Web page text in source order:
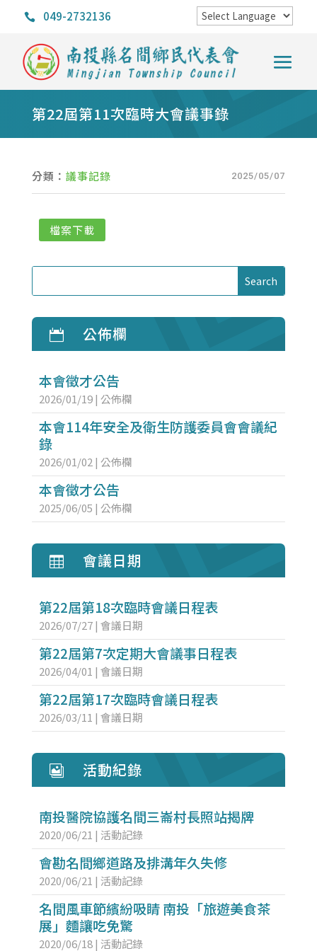
 049-2732136
第22屆第11次臨時大會議事錄
2025/05/07
分類： 議事記錄
檔案下載
 公佈欄
本會徵才公告
2026/01/19| 公佈欄
本會114年安全及衛生防護委員會會議紀
錄
2026/01/02 | 公佈欄
本會徵才公告
2025/06/05 | 公佈欄
 會議日期
第22屆第18次臨時會議日程表
2026/07/27| 會議日期
第22屆第7次定期大會議事日程表
2026/04/01 | 會議日期
第22屆第17次臨時會議日程表
2026/03/11 | 會議日期
 活動紀錄
南投醫院協護名間三崙村長照站揭牌
2020/06/21 | 活動記錄
會勘名間鄉道路及排溝年久失修
2020/06/21 | 活動記錄
名間風車節繽紛吸睛 南投「旅遊美食茶
展」麵讓吃免驚
2020/06/18| 活動記錄